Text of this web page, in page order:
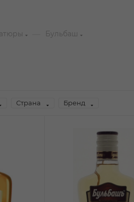
Бульбаш
Страна Бренд